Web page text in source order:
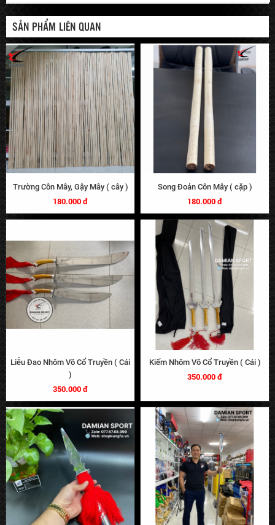
SẢN PHẨM LIÊN QUAN
Trường Côn Mây, Gậy Mây ( cây )
180.000 đ
Song Đoản Côn Mây ( cặp )
180.000 đ
Liễu Đao Nhôm Võ Cổ Truyền ( Cái
)
350.000 đ
Kiếm Nhôm Võ Cổ Truyền ( Cái )
350.000 đ